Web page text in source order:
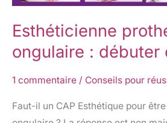
Esthéticienne
ongulaire : débuter
1 commentaire / Conseils pour
Faut-il un CAP Esthétique pour
réussir